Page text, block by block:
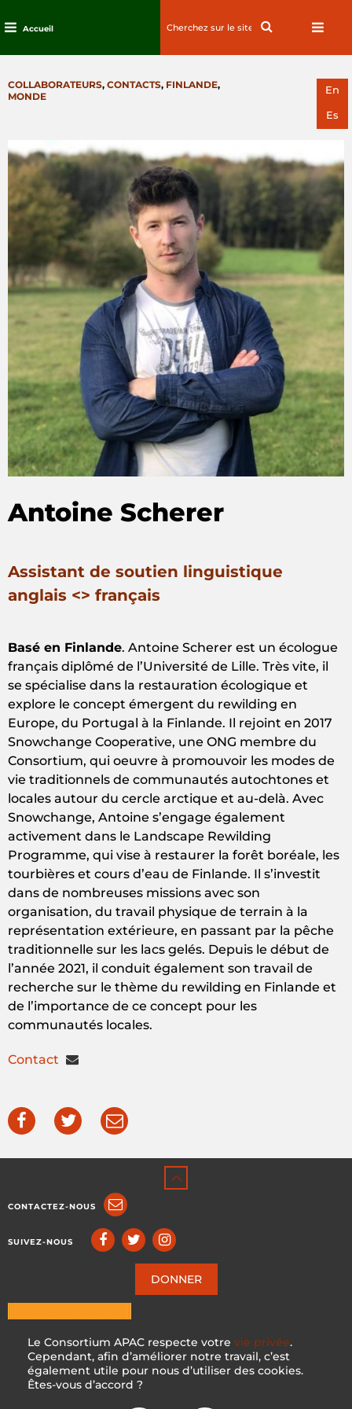
Le Consortium APAC respecte votre vie privée.
Cependant, afin d’améliorer notre travail, c’est
également utile pour nous d’utiliser des cookies.
Êtes-vous d’accord ?
contenu
Accueil
Search
En
Es
CATEGORIES
COLLABORATEURS, CONTACTS, FINLANDE,
MONDE
Antoine Scherer
Assistant de soutien linguistique
anglais <> français
Basé en Finlande. Antoine Scherer est un écologue
français diplômé de l’Université de Lille. Très vite, il
se spécialise dans la restauration écologique et
explore le concept émergent du rewilding en
Europe, du Portugal à la Finlande. Il rejoint en 2017
Snowchange Cooperative, une ONG membre du
Consortium, qui oeuvre à promouvoir les modes de
vie traditionnels de communautés autochtones et
locales autour du cercle arctique et au-delà. Avec
Snowchange, Antoine s’engage également
activement dans le Landscape Rewilding
Programme, qui vise à restaurer la forêt boréale, les
tourbières et cours d’eau de Finlande. Il s’investit
dans de nombreuses missions avec son
organisation, du travail physique de terrain à la
représentation extérieure, en passant par la pêche
traditionnelle sur les lacs gelés. Depuis le début de
l’année 2021, il conduit également son travail de
recherche sur le thème du rewilding en Finlande et
de l’importance de ce concept pour les
communautés locales.
Contact
CONTACTEZ-NOUS
SUIVEZ-NOUS
DONNER